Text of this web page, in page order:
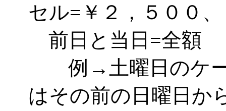
セル=￥２，５００、
前日と当日=全額
例→土曜日のケー
はその前の日曜日か